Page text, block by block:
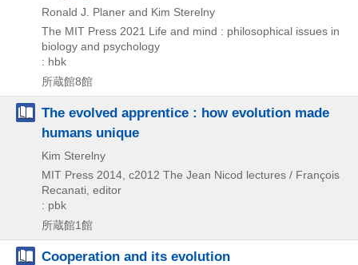
Ronald J. Planer and Kim Sterelny
The MIT Press 2021 Life and mind : philosophical issues in
biology and psychology
: hbk
所蔵館8館
The evolved apprentice : how evolution made
humans unique
Kim Sterelny
MIT Press 2014, c2012 The Jean Nicod lectures / François
Recanati, editor
: pbk
所蔵館1館
Cooperation and its evolution